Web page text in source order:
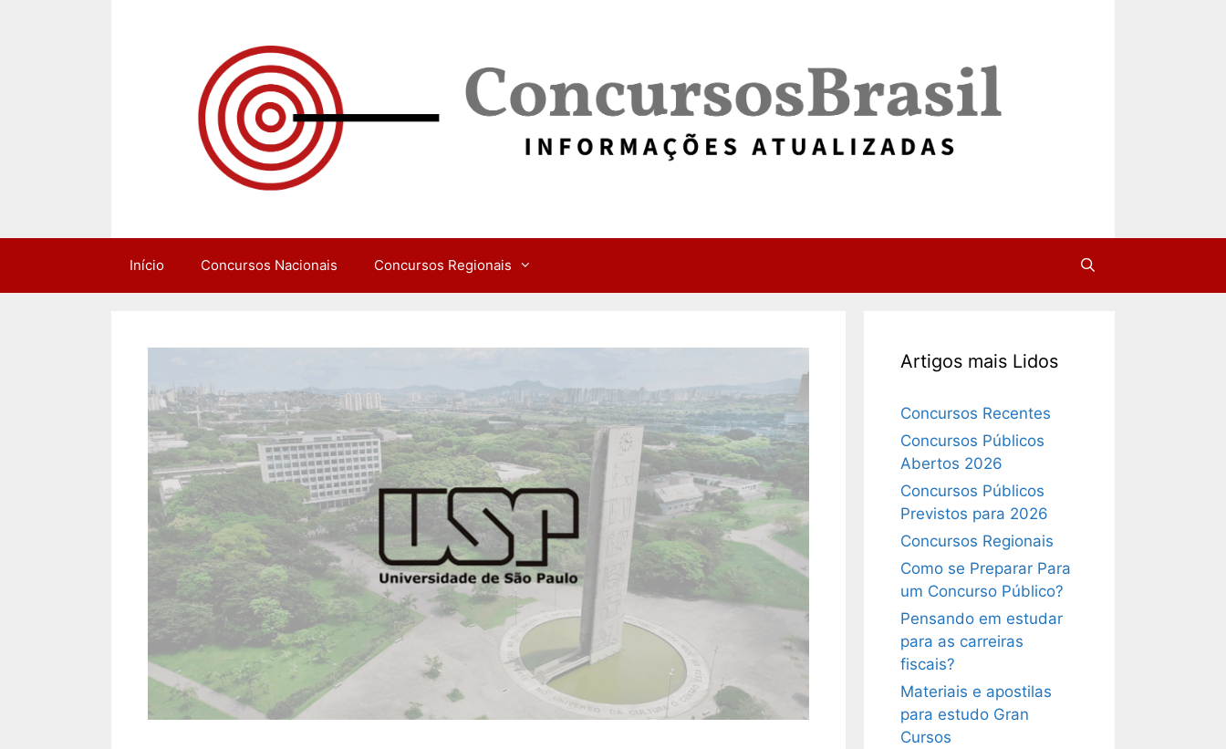
Início Concursos Nacionais Concursos Regionais
Artigos mais Lidos
Concursos Recentes
Concursos Públicos
Abertos 2026
Concursos Públicos
Previstos para 2026
Concursos Regionais
Como se Preparar Para
um Concurso Público?
Pensando em estudar
para as carreiras
fiscais?
Materiais e apostilas
para estudo Gran
Cursos